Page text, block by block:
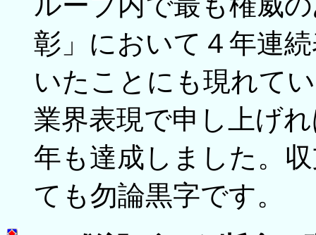
彰」において４年連
いたことにも現れて
業界表現で申し上げ
年も達成しました。
ても勿論黒字です。